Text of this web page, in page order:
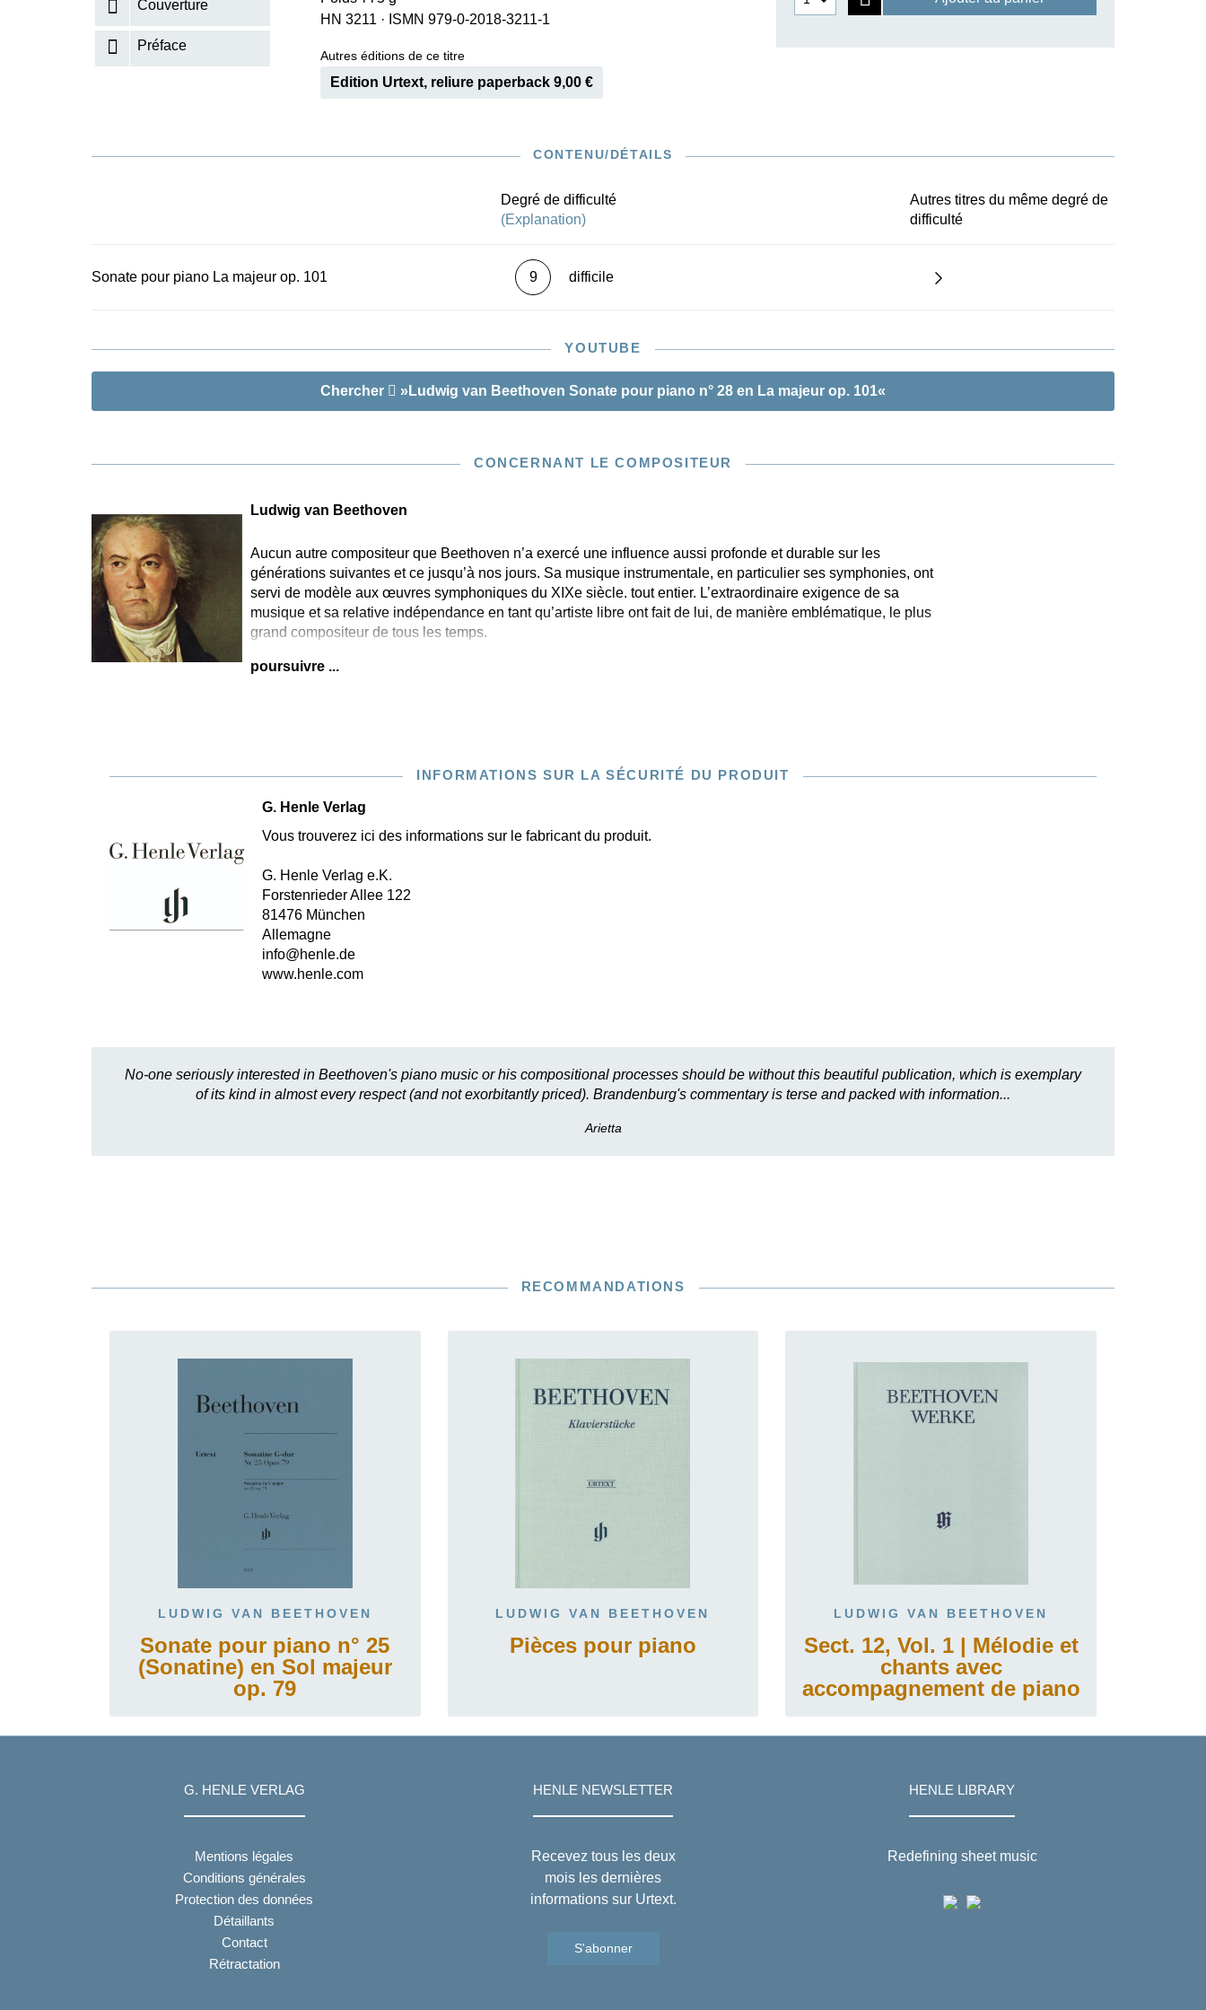
KISSIN THE COMPOSER
RICHARD STRAUSS
Couverture
Préface
HN 3211 · ISMN 979-0-2018-3211-1
Autres éditions de ce titre
Edition Urtext, reliure paperback 9,00 €
CONTENU/DÉTAILS
Degré de difficulté
(Explanation)
Autres titres du même degré de
difficulté
Sonate pour piano La majeur op. 101 9 difficile
YOUTUBE
Chercher »Ludwig van Beethoven Sonate pour piano n° 28 en La majeur op. 101«
CONCERNANT LE COMPOSITEUR
Ludwig van Beethoven
Aucun autre compositeur que Beethoven n’a exercé une influence aussi profonde et durable sur les
générations suivantes et ce jusqu’à nos jours. Sa musique instrumentale, en particulier ses symphonies, ont
servi de modèle aux œuvres symphoniques du XIXe siècle. tout entier. L’extraordinaire exigence de sa
musique et sa relative indépendance en tant qu’artiste libre ont fait de lui, de manière emblématique, le plus
grand compositeur de tous les temps.
poursuivre ...
INFORMATIONS SUR LA SÉCURITÉ DU PRODUIT
G. Henle Verlag
Vous trouverez ici des informations sur le fabricant du produit.
G. Henle Verlag e.K.
Forstenrieder Allee 122
81476 München
Allemagne
info@henle.de
www.henle.com
No-one seriously interested in Beethoven's piano music or his compositional processes should be without this beautiful publication, which is exemplary
of its kind in almost every respect (and not exorbitantly priced). Brandenburg's commentary is terse and packed with information...
Arietta
RECOMMANDATIONS
LUDWIG VAN BEETHOVEN
Sonate pour piano n° 25
(Sonatine) en Sol majeur
op. 79
LUDWIG VAN BEETHOVEN
Pièces pour piano
LUDWIG VAN BEETHOVEN
Sect. 12, Vol. 1 | Mélodie et
chants avec
accompagnement de piano
G. HENLE VERLAG
Mentions légales
Conditions générales
Protection des données
Détaillants
Contact
Rétractation
HENLE NEWSLETTER
Recevez tous les deux
mois les dernières
informations sur Urtext.
S'abonner
HENLE LIBRARY
Redefining sheet music